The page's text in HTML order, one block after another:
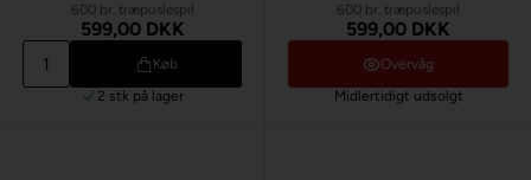
600 br. træpuslespil
599,00 DKK
Køb
2 stk på lager
600 br. træpuslespil
599,00 DKK
Overvåg
Midlertidigt udsolgt